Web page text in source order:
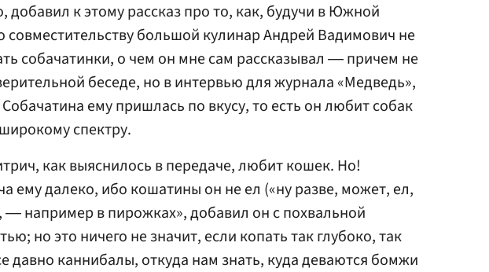
добавил к этому рассказ про то, как, будучи в Южной
совместительству большой кулинар Андрей Вадимович не
собачатинки, о чем он мне сам рассказывал ― причем не
беседе, но в интервью для журнала «Медведь»,
ему пришлась по вкусу, то есть он любит собак
спектру.
как выяснилось в передаче, любит кошек. Но!
ему далеко, ибо кошатины он не ел («ну разве, может, ел,
― например в пирожках», добавил он с похвальной
но это ничего не значит, если копать так глубоко, так
давно каннибалы, откуда нам знать, куда деваются бомжи